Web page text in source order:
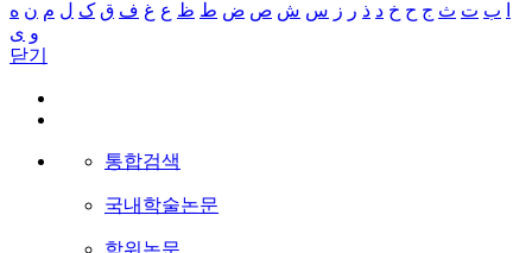
ب ت ث ج ح خ د ذ ر ز س ش ص ض ط ظ ع غ ف ق ک ل م ن ه
و ی
닫기
통합검색
국내학술논문